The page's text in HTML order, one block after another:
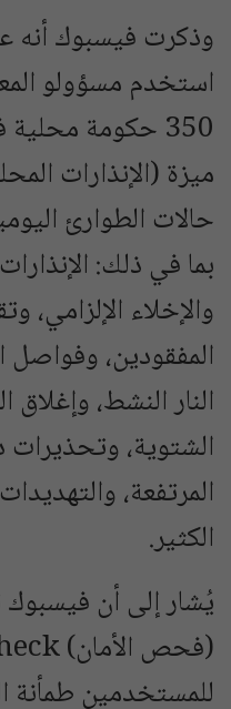
وذكرت فيسبوك أنه
استخدم مسؤولو
350 حكومة
ميزة (الإنذارات
حالات الطوارئ
بما في ذلك:
والإخلاء الإلزامي،
المفقودين، وفواصل
النار النشط،
الشتوية،
المرتفعة،
الكثير.
يُشار إلى أن فيسبوك
للمستخدمين طمأنة